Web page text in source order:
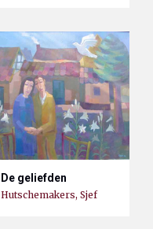
De geliefden
Hutschemakers, Sjef